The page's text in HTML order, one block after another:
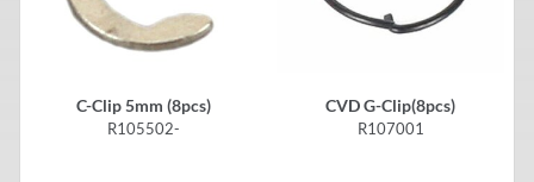
C-Clip 5mm (8pcs)
R105502-
CVD G-Clip(8pcs)
R107001